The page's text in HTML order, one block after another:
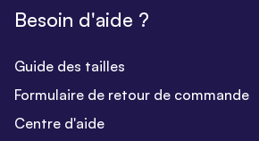
Besoin d'aide ?
Guide des tailles
Formulaire de retour de commande
Centre d'aide